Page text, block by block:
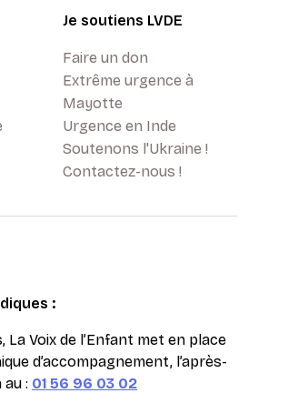
Je soutiens LVDE
Faire un don
Extrême urgence à
Mayotte
Urgence en Inde
Soutenons l'Ukraine !
Contactez-nous !
:
La Voix de l’Enfant met en place
d’accompagnement, l’après-
au : 01 56 96 03 02